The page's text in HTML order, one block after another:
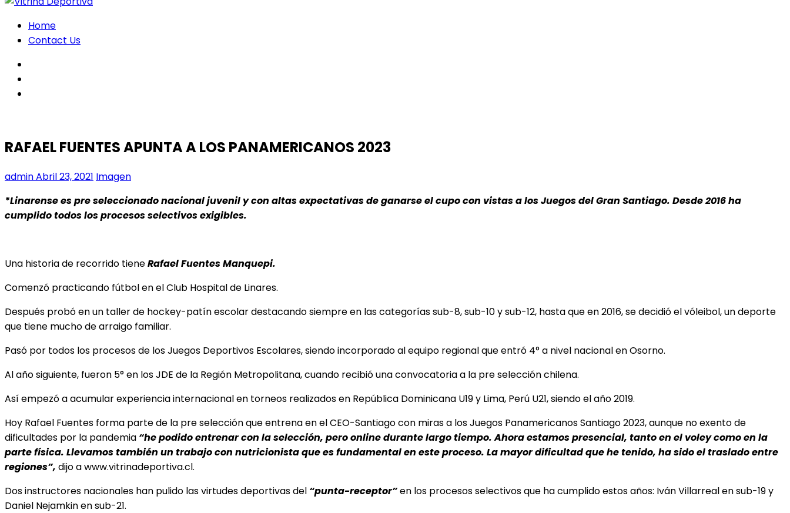
Home
Contact Us
RAFAEL FUENTES APUNTA A LOS PANAMERICANOS 2023
adminAbril 23, 2021 Imagen
*Linarense es pre seleccionado nacional juvenil y con altas expectativas de ganarse el cupo con vistas a los Juegos del Gran Santiago. Desde 2016 ha
cumplido todos los procesos selectivos exigibles.
Una historia de recorrido tieneRafael Fuentes Manquepi.
Comenzó practicando fútbol en el Club Hospital de Linares.
Después probó en un taller de hockey-patín escolar destacando siempre en las categorías sub-8, sub-10 y sub-12, hasta que en 2016, se decidió el vóleibol, un deporte
que tiene mucho de arraigo familiar.
Pasó por todos los procesos de los Juegos Deportivos Escolares, siendo incorporado al equipo regional que entró 4° a nivel nacional en Osorno.
Al año siguiente, fueron 5° en los JDE de la Región Metropolitana, cuando recibió una convocatoria a la pre selección chilena.
Así empezó a acumular experiencia internacional en torneos realizados en República Dominicana U19 y Lima, Perú U21, siendo el año 2019.
Hoy Rafael Fuentes forma parte de la pre selección que entrena en el CEO-Santiago con miras a los Juegos Panamericanos Santiago 2023, aunque no exento de
dificultades por la pandemia “he podido entrenar con la selección, pero online durante largo tiempo. Ahoraestamos presencial, tanto en el voley como en la
parte física. Llevamos también un trabajo con nutricionista que es fundamental en este proceso. La mayor dificultad que he tenido, ha sido el traslado entre
regiones”, dijo a www.vitrinadeportiva.cl.
Dos instructores nacionales han pulido las virtudes deportivas del “punta-receptor”en los procesos selectivos que ha cumplido estos años: Iván Villarreal en sub-19 y
Daniel Nejamkin en sub-21.